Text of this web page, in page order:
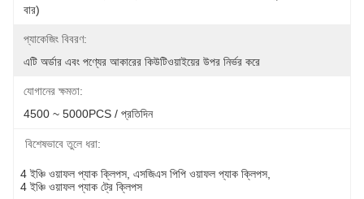
বার)
প্যাকেজিং বিবরণ:
এটি অর্ডার এবং পণ্যের আকারের কিউটিওয়াইয়ের উপর নির্ভর করে
যোগানের ক্ষমতা:
4500 ~ 5000PCS / প্রতিদিন
বিশেষভাবে তুলে ধরা:
4 ইঞ্চি ওয়াফল প্যাক ক্লিপস এসজিএস পিপি ওয়াফল প্যাক ক্লিপস
4 ইঞ্চি ওয়াফল প্যাক ট্রে ক্লিপস